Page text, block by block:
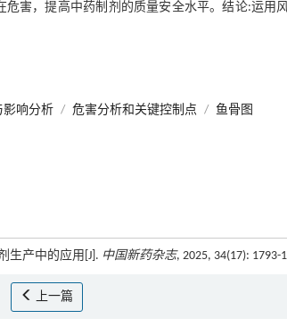
危害，提高中药制剂的质量安全水平。结论:运用
影响分析 / 危害分析和关键控制点 / 鱼骨图
生产中的应用[J]. 中国新药杂志, 2025, 34(17): 1793-
上一篇